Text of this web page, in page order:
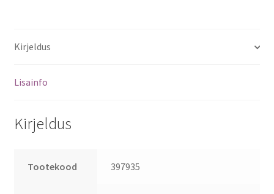
Kirjeldus
Lisainfo
Kirjeldus
Tootekood 397935